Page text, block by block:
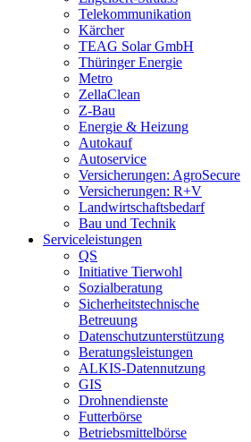
Telekommunikation
Kärcher
TEAG Solar GmbH
Thüringer Energie
Metro
ZellaClean
Z-Bau
Energie & Heizung
Autokauf
Autoservice
Versicherungen: AgroSecure
Versicherungen: R+V
Landwirtschaftsbedarf
Bau und Technik
Service­­leistungen
QS
Initiative Tierwohl
Sozialberatung
Sicherheitstechnische
Betreuung
Datenschutzunterstützung
Beratungsleistungen
ALKIS-Datennutzung
GIS
Drohnendienste
Futterbörse
Betriebsmittelbörse